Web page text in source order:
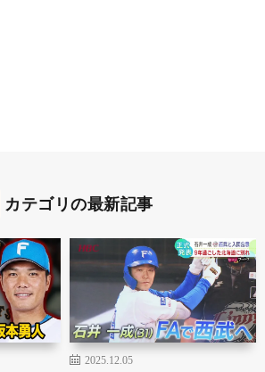
カテゴリの最新記事
2025.12.05